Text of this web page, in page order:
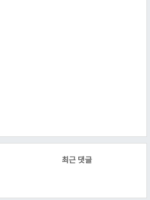
최근 댓글